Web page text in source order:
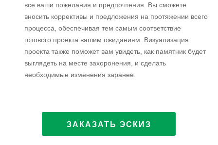
все ваши пожелания и предпочтения. Вы сможете
вносить коррективы и предложения на протяжении всего
процесса, обеспечивая тем самым соответствие
готового проекта вашим ожиданиям. Визуализация
проекта также поможет вам увидеть, как памятник будет
выглядеть на месте захоронения, и сделать
необходимые изменения заранее.
ЗАКАЗАТЬ ЭСКИЗ